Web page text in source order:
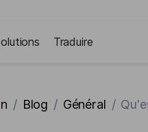
Traduire
/ Blog / Général /